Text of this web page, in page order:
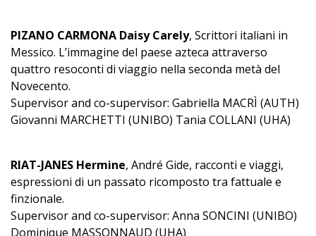
PIZANO CARMONA Daisy Carely, Scrittori italiani in
Messico. L’immagine del paese azteca attraverso
quattro resoconti di viaggio nella seconda metà del
Novecento.
Supervisor and co-supervisor: Gabriella MACRÌ (AUTH)
Giovanni MARCHETTI (UNIBO) Tania COLLANI (UHA)
RIAT-JANES Hermine, André Gide, racconti e viaggi,
espressioni di un passato ricomposto tra fattuale e
finzionale.
Supervisor and co-supervisor: Anna SONCINI (UNIBO)
Dominique MASSONNAUD (UHA)